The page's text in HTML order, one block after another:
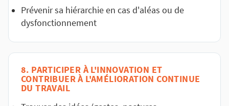
Prévenir sa hiérarchie en cas d'aléas ou de
dysfonctionnement
8. PARTICIPER À L'INNOVATION ET
CONTRIBUER À L'AMÉLIORATION CONTINUE
DU TRAVAIL